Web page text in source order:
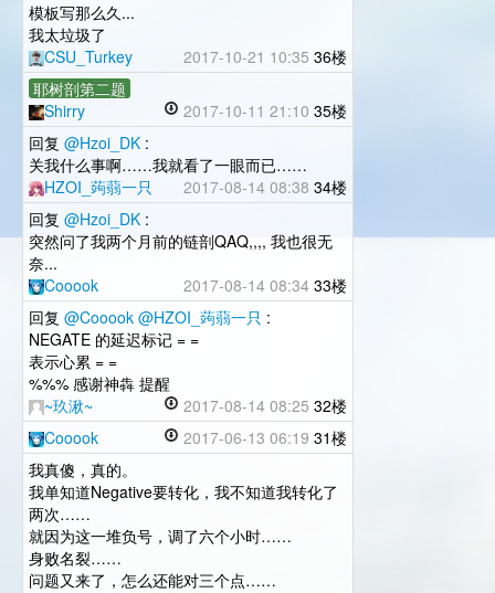
模板写那么久...
我太垃圾了
CSU_Turkey
2017-10-21 10:35 36楼
耶树剖第二题
Shirry
2017-10-11 21:10 35楼
回复 @Hzoi_DK :
关我什么事啊……我就看了一眼而已……
HZOI_蒟蒻一只
2017-08-14 08:38 34楼
回复 @Hzoi_DK :
突然问了我两个月前的链剖QAQ,,,, 我也很无
奈...
Cooook
2017-08-14 08:34 33楼
回复 @Cooook @HZOI_蒟蒻一只 :
NEGATE 的延迟标记 = =
表示心累 = =
%%% 感谢神犇 提醒
~玖湫~
2017-08-14 08:25 32楼
Cooook
2017-06-13 06:19 31楼
我真傻，真的。
我单知道Negative要转化，我不知道我转化了
两次……
就因为这一堆负号，调了六个小时……
身败名裂……
问题又来了，怎么还能对三个点……